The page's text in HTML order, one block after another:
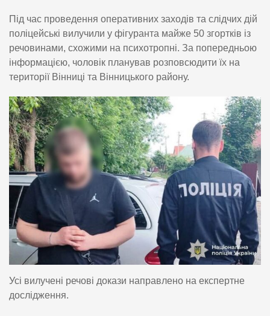
Під час проведення оперативних заходів та слідчих дій
поліцейські вилучили у фігуранта майже 50 згортків із
речовинами, схожими на психотропні. За попередньою
інформацією, чоловік планував розповсюдити їх на
території Вінниці та Вінницького району.
Усі вилучені речові докази направлено на експертне
дослідження.